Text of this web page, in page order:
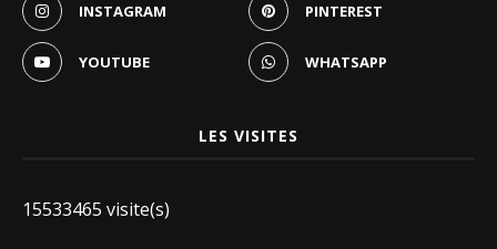
INSTAGRAM PINTEREST
YOUTUBE WHATSAPP
LES VISITES
15533465 visite(s)